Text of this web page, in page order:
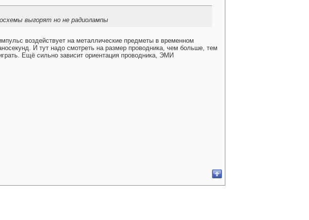
выгорят но не радиолампы
воздействует на металлические предметы в временном
И тут надо смотреть на размер проводника, чем больше, тем
Ещё сильно зависит ориентация проводника, ЭМИ